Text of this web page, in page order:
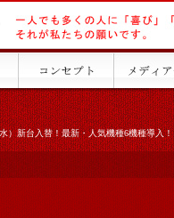
）新台入替！最新・人気機種6機種導入！